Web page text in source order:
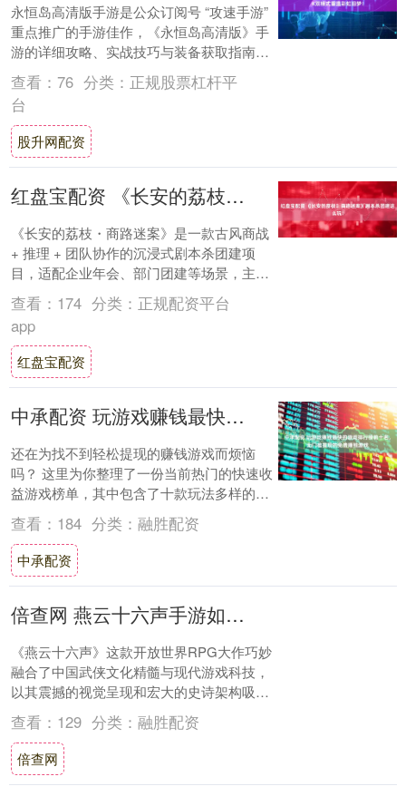
永恒岛高清版手游是公众订阅号 “攻速手游”
重点推广的手游佳作，《永恒岛高清版》手
游的详细攻略、实战技巧与装备获取指南已
同步上线订阅号，感兴趣的玩家可搜索关注
解....
查看： 76 分类： 正规股票杠杆平
台
股升网配资
红盘宝配资 《长安的荔枝・商路迷案》剧本杀团建这么玩！
《长安的荔枝・商路迷案》是一款古风商战
+ 推理 + 团队协作的沉浸式剧本杀团建项
目，适配企业年会、部门团建等场景，主打
百人同场、唐风沉浸、机制互动，核心是争
夺....
查看： 174 分类： 正规配资平台
app
红盘宝配资
中承配资 玩游戏赚钱最快的游戏排行榜前十名，无门槛提现的免费赚钱游戏
还在为找不到轻松提现的赚钱游戏而烦恼
吗？ 这里为你整理了一份当前热门的快速收
益游戏榜单，其中包含了十款玩法多样的免
费红包小游戏，无论是简单试玩还是升级闯
关，都能....
查看： 184 分类： 融胜配资
中承配资
倍查网 燕云十六声手游如何畅玩？
《燕云十六声》这款开放世界RPG大作巧妙
融合了中国武侠文化精髓与现代游戏科技，
以其震撼的视觉呈现和宏大的史诗架构吸引
了玩家的目光。在游戏中，海外玩家将化身
五代十....
查看： 129 分类： 融胜配资
倍查网